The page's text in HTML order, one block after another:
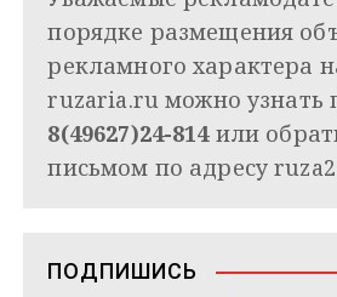
порядке размещения
рекламного характера
ruzaria.ru можно узнать
8(49627)24-814или
письмом по адресу
ПОДПИШИСЬ